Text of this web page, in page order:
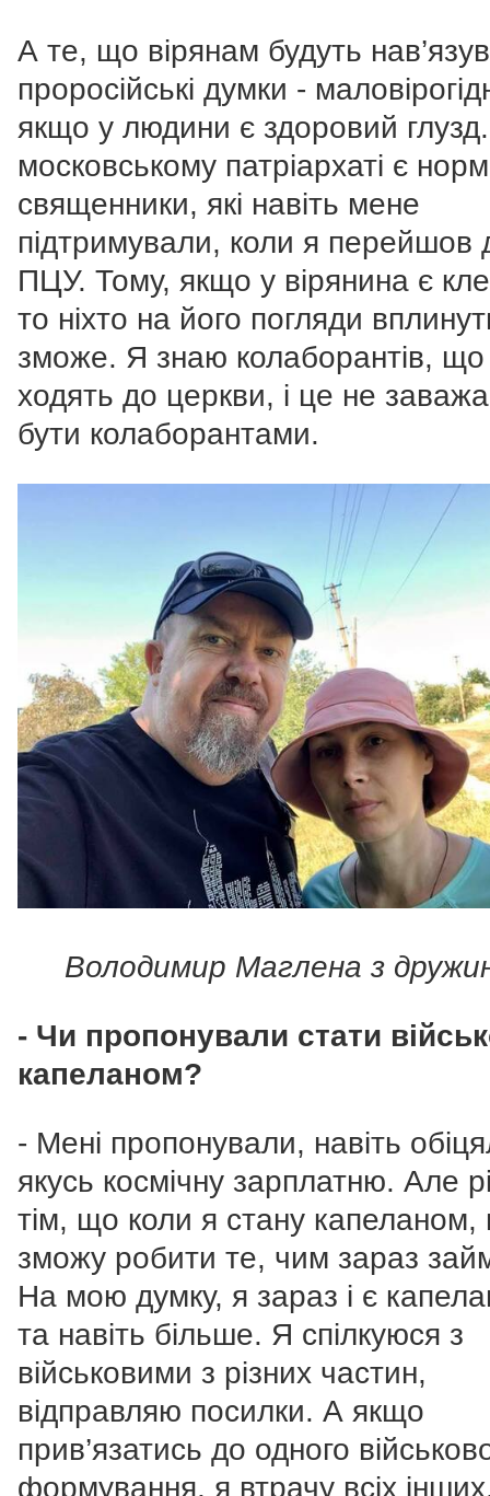
А те, що вірянам будуть
проросійські думки -
якщо у людини є здоровий
московському патріархаті є
священники, які навіть мене
підтримували, коли я перейшов
ПЦУ. Тому, якщо у вірянина є
то ніхто на його погляди
зможе. Я знаю колаборантів,
ходять до церкви, і це не
бути колаборантами.
Володимир Маглена з
- Чи пропонували стати
капеланом?
- Мені пропонували, навіть
якусь космічну зарплатню. Але
тім, що коли я стану капеланом,
зможу робити те, чим зараз
На мою думку, я зараз і є
та навіть більше. Я спілкуюся з
військовими з різних частин,
відправляю посилки. А якщо
прив’язатись до одного
формування, я втрачу всіх